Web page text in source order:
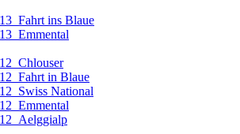
ins Blaue
in Blaue
National